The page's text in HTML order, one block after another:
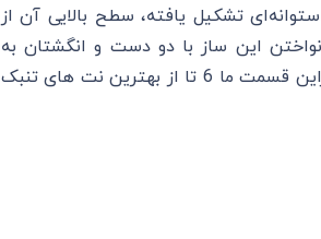
تشکیل یافته، سطح بالایی آن از
این ساز با دو دست و انگشتان به
گونه‌ای است که آن را جزو پر تکنیک‌ترین سازهای کوبه‌ای قرار داده‌است. دراین قسمت ما 6 تا از بهترین نت های تنبک